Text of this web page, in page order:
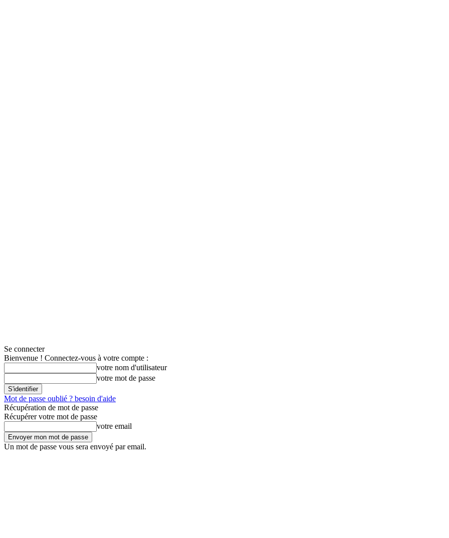
Se connecter
Bienvenue ! Connectez-vous à votre compte :
votre nom d'utilisateur
votre mot de passe
Mot de passe oublié ? besoin d'aide
Récupération de mot de passe
Récupérer votre mot de passe
votre email
Un mot de passe vous sera envoyé par email.